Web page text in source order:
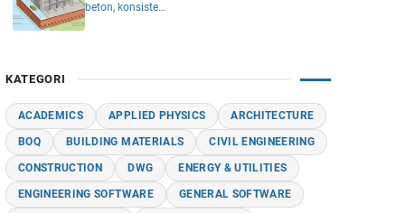
beton, konsiste…
KATEGORI
ACADEMICS APPLIED PHYSICS ARCHITECTURE
BOQ BUILDING MATERIALS CIVIL ENGINEERING
CONSTRUCTION DWG ENERGY & UTILITIES
ENGINEERING SOFTWARE GENERAL SOFTWARE